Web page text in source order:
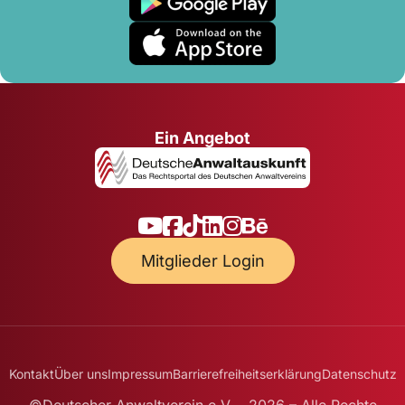
Ein Angebot
Mitglieder Login
KontaktÜber unsImpressumBarrierefreiheitserklärungDatenschutz